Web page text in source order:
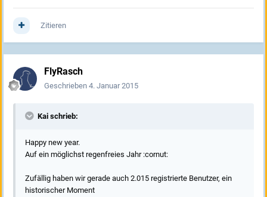
Zitieren
FlyRasch
Geschrieben 4. Januar 2015
Kai schrieb:
Happy new year.
Auf ein möglichst regenfreies Jahr :cornut:
Zufällig haben wir gerade auch 2.015 registrierte Benutzer, ein
historischer Moment